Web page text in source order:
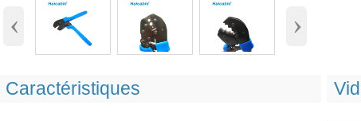
‹ ›
Caractéristiques